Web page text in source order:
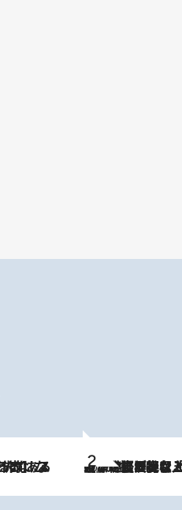
2026.8.5
【なぜ吉沢亮は「気配を消せる」のか？】興行収入208億の『国宝』を経て挑むミュージカル『ディア・エヴァン・ハンセン』。トップ俳優が舞台上でさらけ出した“孤独”とは